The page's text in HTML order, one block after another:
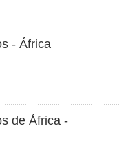
- África
de África -